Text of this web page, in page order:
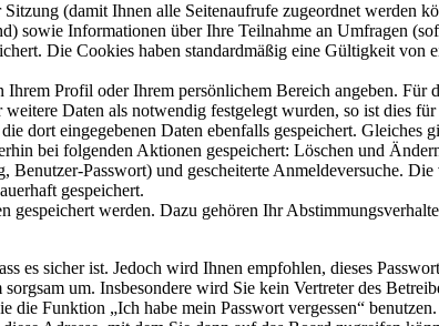
(damit Ihnen alle Seitenaufrufe zugeordnet werden
sowie Informationen über Ihre Teilnahme an Umfragen
Die Cookies haben standardmäßig eine Gültigkeit
Profil oder Ihrem persönlichem Bereich angeben. Für
Daten als notwendig festgelegt wurden, so ist dies
dort eingegebenen Daten ebenfalls gespeichert.
bei folgenden Aktionen gespeichert: Löschen und
Passwort) und gescheiterte Anmeldeversuche.
gespeichert.
gespeichert werden. Dazu gehören Ihr
es sicher ist. Jedoch wird Ihnen empfohlen, dieses
um. Insbesondere wird Sie kein Vertreter des
die Funktion „Ich habe mein Passwort vergessen“